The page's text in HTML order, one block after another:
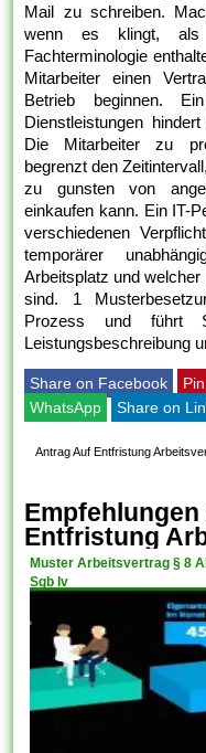
Mail zu schreiben.
wenn es klingt, als
Fachterminologie
Mitarbeiter einen
Betrieb beginnen.
Dienstleistungen
Die Mitarbeiter zu
begrenzt den
zu gunsten von
einkaufen kann. Ein IT-
verschiedenen
temporärer
Arbeitsplatz und
sind. 1
Prozess und führt
Leistungsbeschreibung
Share on Facebook
WhatsApp
Share on
Antrag Auf Entfristung
Entfristung
Muster Arbeitsvertrag § 8
Sgb Iv